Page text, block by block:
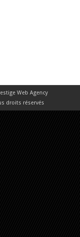
Web Agency
droits réservés